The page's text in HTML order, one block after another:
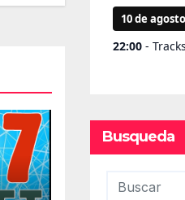
Busqueda